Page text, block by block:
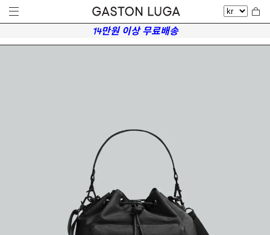
14만원 이상 무료배송